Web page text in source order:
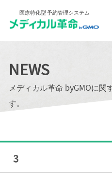
医療特化型 予約管理システム
NEWS
メディカル革命 byGMOに関
す。
3